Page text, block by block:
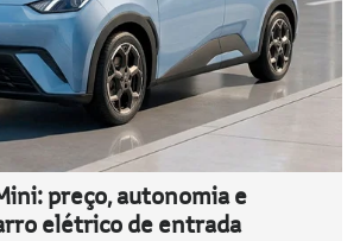
preço, autonomia e
elétrico de entrada